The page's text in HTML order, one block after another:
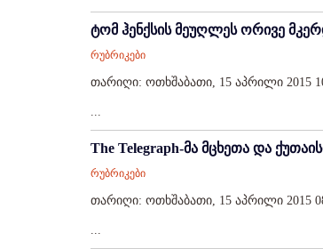
ტომ ჰენქსის მეუღლეს ორივე
რუბრიკები
თარიღი: ოთხშაბათი, 15 აპრილი 2015
...
The Telegraph-მა მცხეთა და
რუბრიკები
თარიღი: ოთხშაბათი, 15 აპრილი 2015
...